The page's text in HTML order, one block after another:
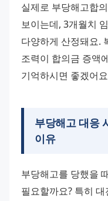
실제로 부당해고합
보이는데, 3개월치
다양하게 산정돼요.
조력이 합의금 증액
기억하시면 좋겠어
부당해고 대응
이유
부당해고를 당했을